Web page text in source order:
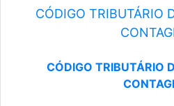
CÓDIGO TRIBUTÁRIO
CÓDIGO TRIBUTÁRIO